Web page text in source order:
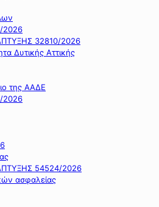
2026
32810/2026
Δυτικής Αττικής
της ΑΑΔΕ
2026
54524/2026
ασφαλείας